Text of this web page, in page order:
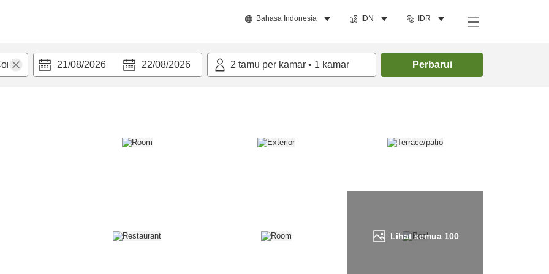
Bahasa Indonesia IDN IDR
21/08/2026 22/08/2026 2 tamu per kamar • 1 kamar Perbarui
Lihat semua 100
Cari kamar